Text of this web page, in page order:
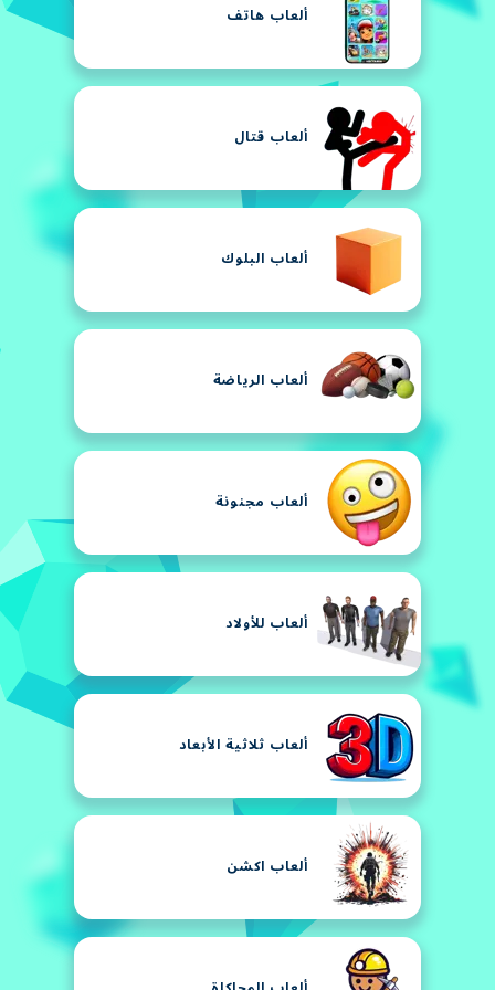
ألعاب هاتف
ألعاب قتال
ألعاب البلوك
ألعاب الرياضة
ألعاب مجنونة
ألعاب للأولاد
ألعاب ثلاثية الأبعاد
ألعاب اكشن